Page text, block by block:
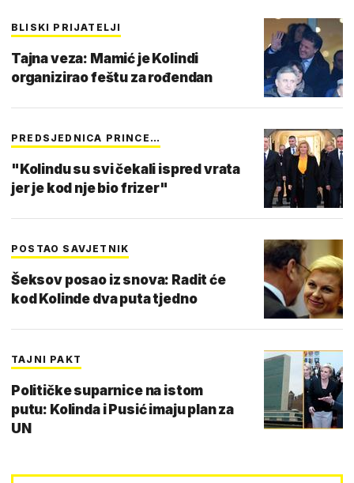
BLISKI PRIJATELJI
Tajna veza: Mamić je Kolindi
organizirao feštu za rođendan
PREDSJEDNICA PRINCE…
"Kolindu su svi čekali ispred vrata
jer je kod nje bio frizer"
POSTAO SAVJETNIK
Šeksov posao iz snova: Radit će
kod Kolinde dva puta tjedno
TAJNI PAKT
Političke suparnice na istom
putu: Kolinda i Pusić imaju plan za
UN